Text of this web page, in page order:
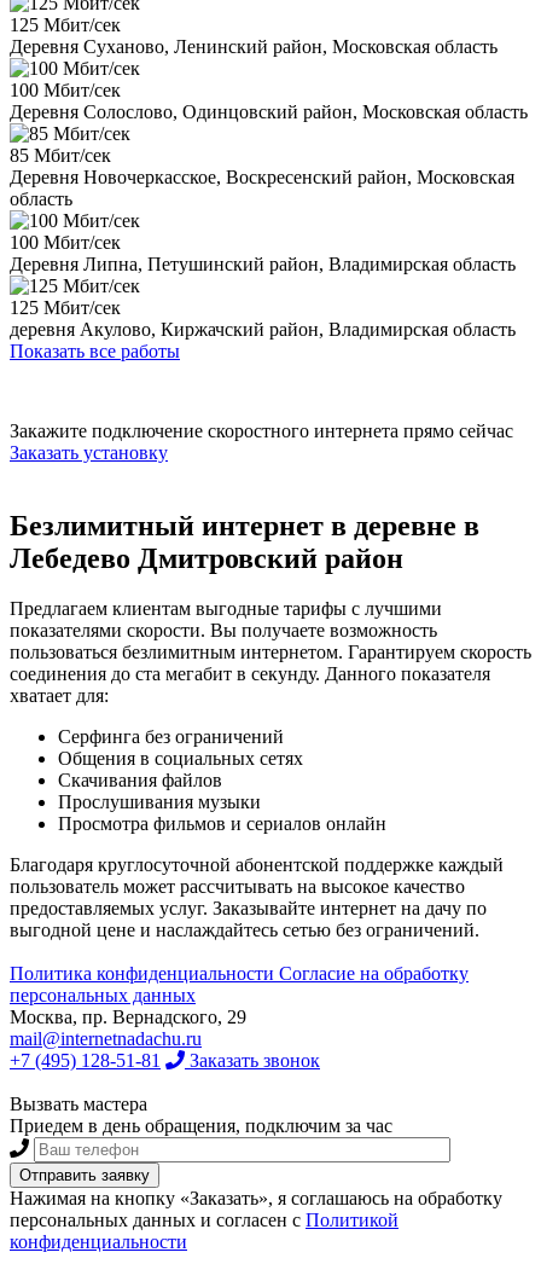
125 Мбит/сек
Деревня Суханово, Ленинский район, Московская область
100 Мбит/сек
Деревня Солослово, Одинцовский район, Московская область
85 Мбит/сек
Деревня Новочеркасское, Воскресенский район, Московская
область
100 Мбит/сек
Деревня Липна, Петушинский район, Владимирская область
125 Мбит/сек
деревня Акулово, Киржачский район, Владимирская область
Показать все работы
Закажите подключение скоростного интернета прямо сейчас
Заказать установку
Безлимитный интернет в деревне в
Лебедево Дмитровский район
Предлагаем клиентам выгодные тарифы с лучшими
показателями скорости. Вы получаете возможность
пользоваться безлимитным интернетом. Гарантируем скорость
соединения до ста мегабит в секунду. Данного показателя
хватает для:
Серфинга без ограничений
Общения в социальных сетях
Скачивания файлов
Прослушивания музыки
Просмотра фильмов и сериалов онлайн
Благодаря круглосуточной абонентской поддержке каждый
пользователь может рассчитывать на высокое качество
предоставляемых услуг. Заказывайте интернет на дачу по
выгодной цене и наслаждайтесь сетью без ограничений.
Политика конфиденциальности Согласие на обработку
персональных данных
Москва, пр. Вернадского, 29
mail@internetnadachu.ru
+7 (495) 128-51-81
Заказать звонок
Вызвать мастера
Приедем в день обращения, подключим за час
Нажимая на кнопку «Заказать», я соглашаюсь на обработку
персональных данных и согласен с Политикой
конфиденциальности